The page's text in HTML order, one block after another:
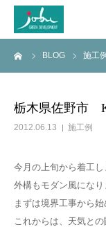
BLOG 施工例
栃木県佐野市
2012.06.13 施工例
今月の上旬から着工
外構もモダン風になり
まずは境界工事から
これからは、天気との
HOME
Q&A